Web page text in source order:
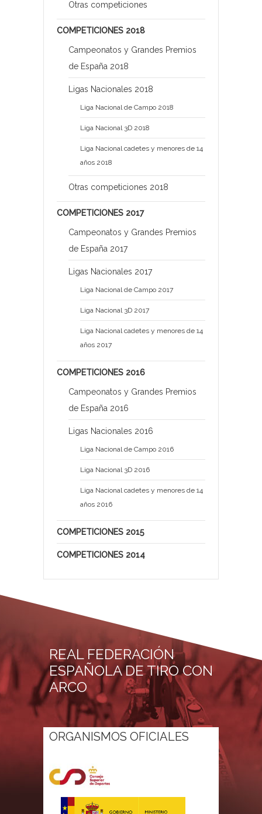
Otras competiciones
COMPETICIONES 2018
Campeonatos y Grandes Premios
de España 2018
Ligas Nacionales 2018
Liga Nacional de Campo 2018
Liga Nacional 3D 2018
Liga Nacional cadetes y menores de 14
años 2018
Otras competiciones 2018
COMPETICIONES 2017
Campeonatos y Grandes Premios
de España 2017
Ligas Nacionales 2017
Liga Nacional de Campo 2017
Liga Nacional 3D 2017
Liga Nacional cadetes y menores de 14
años 2017
COMPETICIONES 2016
Campeonatos y Grandes Premios
de España 2016
Ligas Nacionales 2016
Liga Nacional de Campo 2016
Liga Nacional 3D 2016
Liga Nacional cadetes y menores de 14
años 2016
COMPETICIONES 2015
COMPETICIONES 2014
REAL FEDERACIÓN
ESPAÑOLA DE TIRO CON
ARCO
ORGANISMOS OFICIALES